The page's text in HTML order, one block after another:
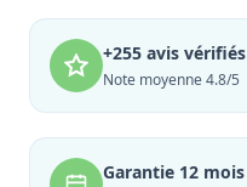
+255 avis vérifiés
Note moyenne 4.8/5
Garantie 12 mois